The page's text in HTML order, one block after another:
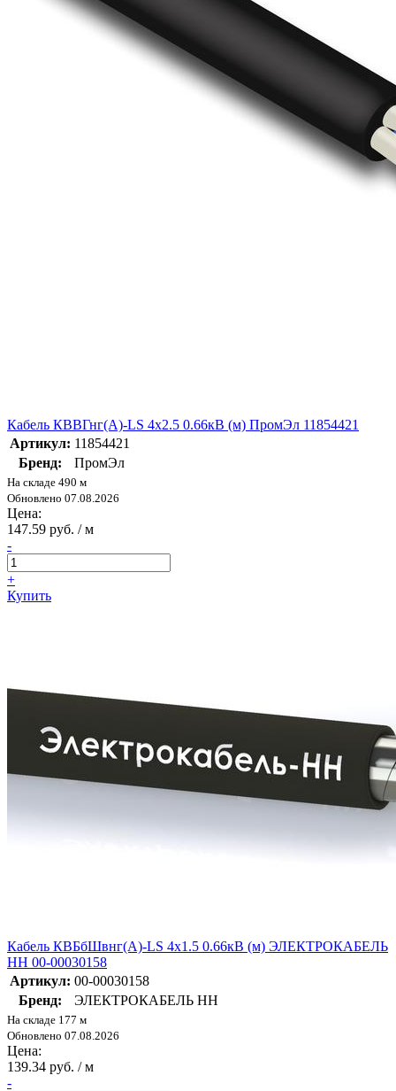
Кабель КВВГнг(А)-LS 4х2.5 0.66кВ (м) ПромЭл 11854421
Артикул: 11854421
Бренд:
ПромЭл
На складе 490 м
Обновлено 07.08.2026
Цена:
147.59 руб. / м
-
+
Купить
Кабель КВБбШвнг(А)-LS 4х1.5 0.66кВ (м) ЭЛЕКТРОКАБЕЛЬ
НН 00-00030158
Артикул: 00-00030158
Бренд:
ЭЛЕКТРОКАБЕЛЬ НН
На складе 177 м
Обновлено 07.08.2026
Цена:
139.34 руб. / м
-